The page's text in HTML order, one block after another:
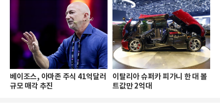
베이조스, 아마존 주식 41억달러
규모 매각 추진
이탈리아 슈퍼카 피가니 한 대 볼
트값만 2억대